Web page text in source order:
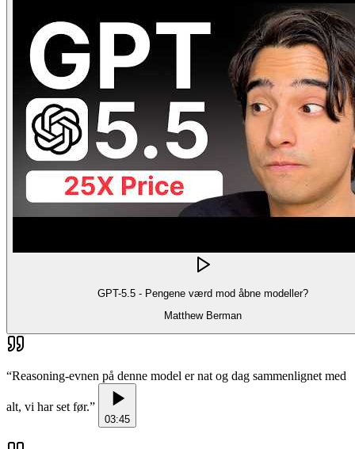
GPT-5.5 - Pengene værd mod åbne modeller?
Matthew Berman
“Reasoning-evnen på denne model er nat og dag sammenlignet med
alt, vi har set før.”
03:45